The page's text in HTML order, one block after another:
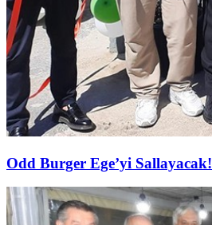
Odd Burger Ege’yi Sallayacak!